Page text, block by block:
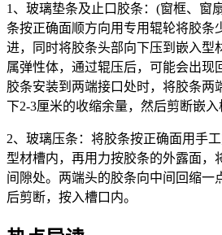
1、玻璃垫条及止口胶条：(窗框、窗
条按正确面顺方向用专用辊轮将胶条
进，同时将胶条头部向下压到嵌入型
属弹性体，通过辊压后，可能会出现
胶条安装到两端接口处时，将胶条两
下2-3厘米的收缩余量，然后剪断嵌入
2、玻璃压条：将胶条按正确面用手
型材槽内，再用力按胶条的外露面，
间隙处。两端头的胶条向中间回缩一
后剪断，按入槽口内。